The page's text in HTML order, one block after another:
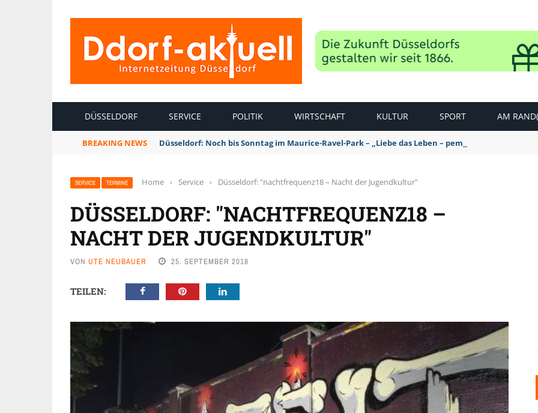
DÜSSELDORF SERVICE POLITIK WIRTSCHAFT KULTUR SPORT AM
BREAKING NEWS Düsseldorf: Noch bis Sonntag im Maurice-Ravel-Park – „Liebe das Leben – pempelfort music
SERVICE TERMINE Home › Service › Düsseldorf: "nachtfrequenz18 – Nacht der Jugendkultur"
DÜSSELDORF: "NACHTFREQUENZ18 –
NACHT DER JUGENDKULTUR"
VON UTE NEUBAUER 25. SEPTEMBER 2018
TEILEN: